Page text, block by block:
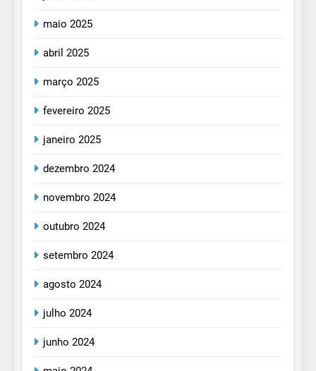
maio 2025
abril 2025
março 2025
fevereiro 2025
janeiro 2025
dezembro 2024
novembro 2024
outubro 2024
setembro 2024
agosto 2024
julho 2024
junho 2024